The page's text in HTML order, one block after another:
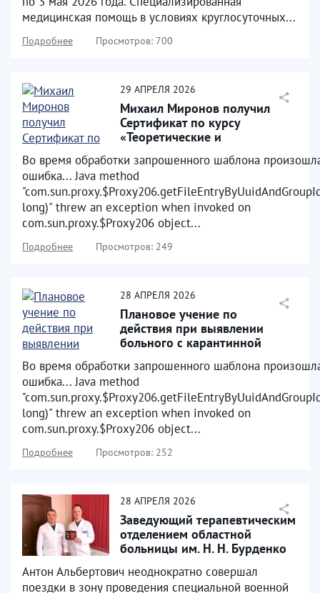
медицинская помощь в условиях круглосуточных...
Подробнее Просмотров: 700
29 АПРЕЛЯ 2026
Михаил Миронов получил
Сертификат по курсу
«Теоретические и
практические аспекты
диагностики...
Во время обработки запрошенного шаблона
ошибка... Java method
long)" threw an exception when invoked on
com.sun.proxy.$Proxy206 object...
Подробнее Просмотров: 249
28 АПРЕЛЯ 2026
Плановое учение по
действия при выявлении
больного с карантинной
Во время обработки запрошенного шаблона
ошибка... Java method
long)" threw an exception when invoked on
com.sun.proxy.$Proxy206 object...
Подробнее Просмотров: 252
28 АПРЕЛЯ 2026
Заведующий терапевтическим
отделением областной
больницы им. Н. Н. Бурденко
Антон Альбертович неоднократно совершал
поездки в зону проведения специальной военной